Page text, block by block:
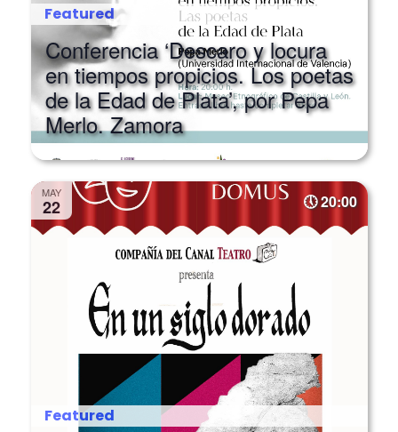
Conferencia ‘Descaro y locura
en tiempos propicios. Los poetas
de la Edad de Plata’, por Pepa
Merlo. Zamora
MAY
22 20:00
Featured